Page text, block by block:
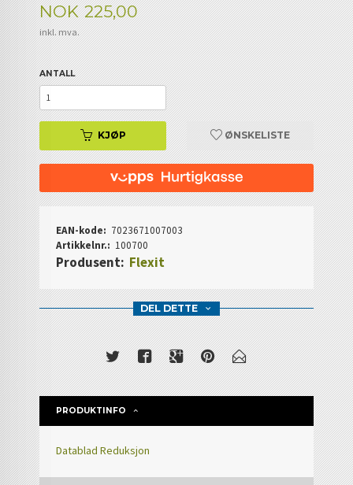
Pris
NOK 225,00
inkl. mva.
ANTALL
KJØP ØNSKELISTE
EAN-kode: 7023671007003
Artikkelnr.: 100700
Produsent: Flexit
DEL DETTE
PRODUKTINFO
Datablad Reduksjon